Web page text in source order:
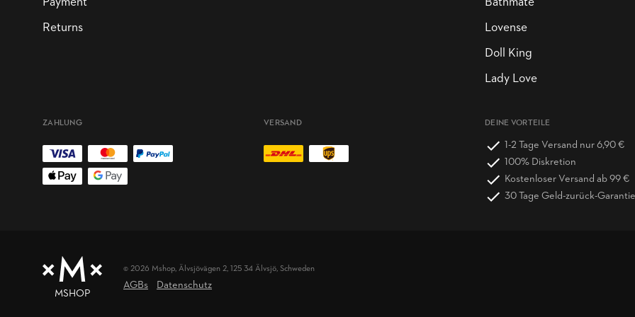
Payment
Returns
Bathmate
Lovense
Doll King
Lady Love
DEINE VORTEILE
1-2 Tage Versand nur 6,90 €
100% Diskretion
Kostenloser Versand ab 99 €
30 Tage Geld-zurück-Garantie
ZAHLUNG VERSAND
MSHOP
© 2026 Mshop, Älvsjövägen 2, 125 34 Älvsjö, Schweden
AGBs Datenschutz